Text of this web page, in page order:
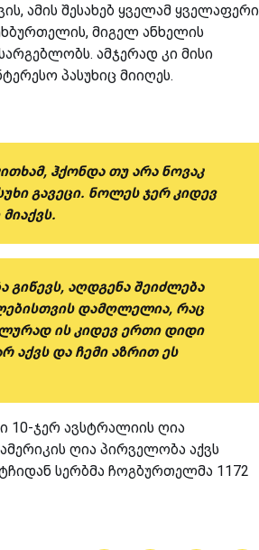
ამის შესახებ ყველამ ყველაფერი
მიგელ ანხელის
ამჯერად კი მისი
პასუხიც მიიღეს.
ჰქონდა თუ არა ნოვაკ
გავეცი. ნოლეს ჯერ კიდევ
აღდგენა შეიძლება
დამღლელია, რაც
ის კიდევ ერთი დიდი
აქვს და ჩემი აზრით ეს
10-ჯერ ავსტრალიის ღია
ღია პირველობა აქვს
სერბმა ჩოგბურთელმა 1172